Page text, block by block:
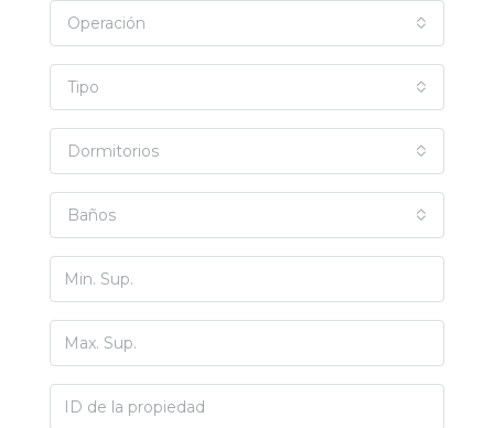
Operación
Tipo
Dormitorios
Baños